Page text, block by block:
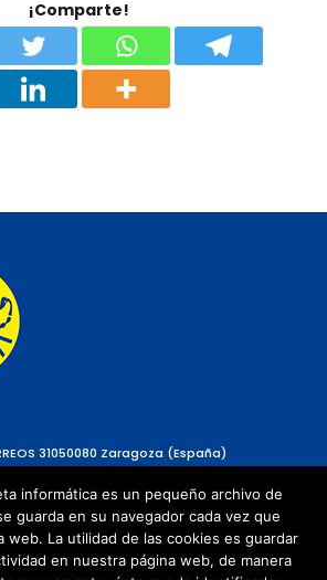
¡Comparte!
31050080 Zaragoza (España)
informática es un pequeño archivo de
guarda en su navegador cada vez que
web. La utilidad de las cookies es guardar
en nuestra página web, de manera